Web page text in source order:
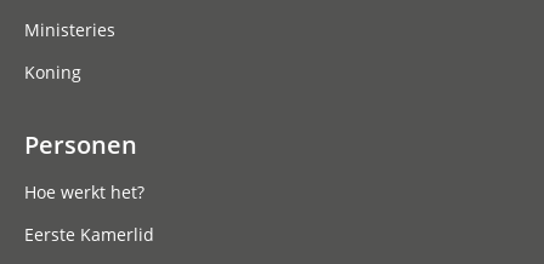
Ministeries
Koning
Personen
Hoe werkt het?
Eerste Kamerlid